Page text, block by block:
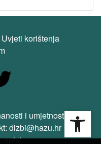
Uvjeti korištenja
i umjetnosti. Sva
dizbi@hazu.hr